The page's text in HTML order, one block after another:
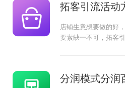
拓客引流活动
店铺生意想要做的好
要素缺一不可，拓客
分润模式分润